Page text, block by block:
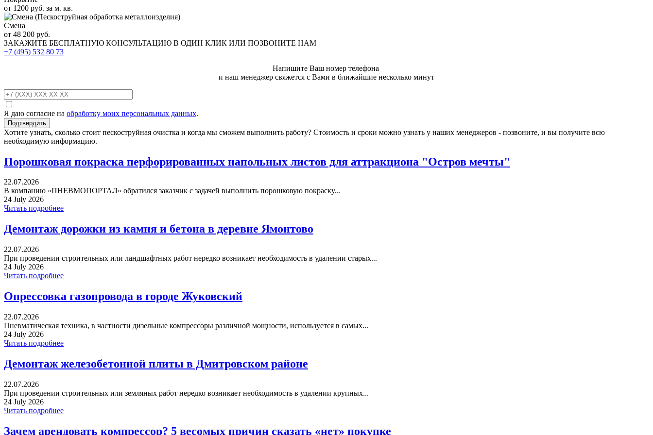
от 1200 руб. за м. кв.
Смена
от 48 200 руб.
ЗАКАЖИТЕ БЕСПЛАТНУЮ КОНСУЛЬТАЦИЮ В ОДИН КЛИК ИЛИ ПОЗВОНИТЕ НАМ
+7 (495) 532 80 73
Напишите Ваш номер телефона
и наш менеджер свяжется с Вами в ближайшие несколько минут
Я даю согласие на обработку моих персональных данных.
Хотите узнать, сколько стоит пескоструйная очистка и когда мы сможем выполнить работу? Стоимость и сроки можно узнать у наших менеджеров - позвоните, и вы получите всю
необходимую информацию.
Порошковая покраска перфорированных напольных листов для аттракциона "Остров мечты"
22.07.2026
В компанию «ПНЕВМОПОРТАЛ» обратился заказчик с задачей выполнить порошковую покраску...
24 July 2026
Читать подробнее
Демонтаж дорожки из камня и бетона в деревне Ямонтово
22.07.2026
При проведении строительных или ландшафтных работ нередко возникает необходимость в удалении старых...
24 July 2026
Читать подробнее
Опрессовка газопровода в городе Жуковский
22.07.2026
Пневматическая техника, в частности дизельные компрессоры различной мощности, используется в самых...
24 July 2026
Читать подробнее
Демонтаж железобетонной плиты в Дмитровском районе
22.07.2026
При проведении строительных или земляных работ нередко возникает необходимость в удалении крупных...
24 July 2026
Читать подробнее
Зачем арендовать компрессор? 5 весомых причин сказать «нет» покупке